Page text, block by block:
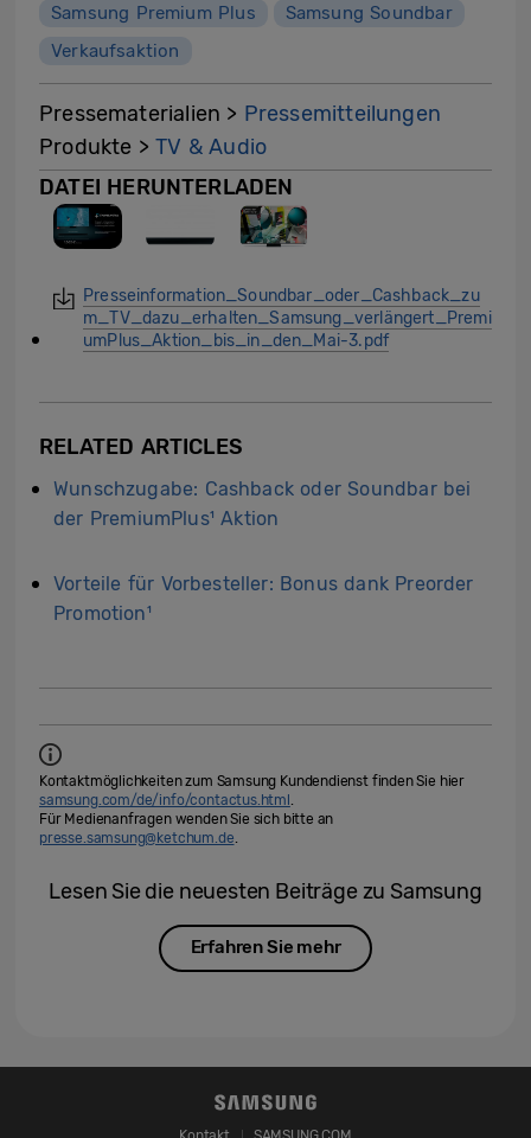
Samsung Premium Plus
Samsung Soundbar
Verkaufsaktion
Pressematerialien > Pressemitteilungen
Produkte >TV & Audio
DATEI HERUNTERLADEN
Presseinformation_Soundbar_oder_Cashback_zu
m_TV_dazu_erhalten_Samsung_verlängert_Premi
umPlus_Aktion_bis_in_den_Mai-3.pdf
RELATED ARTICLES
Wunschzugabe: Cashback oder Soundbar bei
der PremiumPlus¹ Aktion
Vorteile für Vorbesteller: Bonus dank Preorder
Promotion¹
Kontaktmöglichkeiten zum Samsung Kundendienst finden Sie hier
samsung.com/de/info/contactus.html
Für Medienanfragen wenden Sie sich bitte an
presse.samsung@ketchum.de
Lesen Sie die neuesten Beiträge zu Samsung
Erfahren Sie mehr